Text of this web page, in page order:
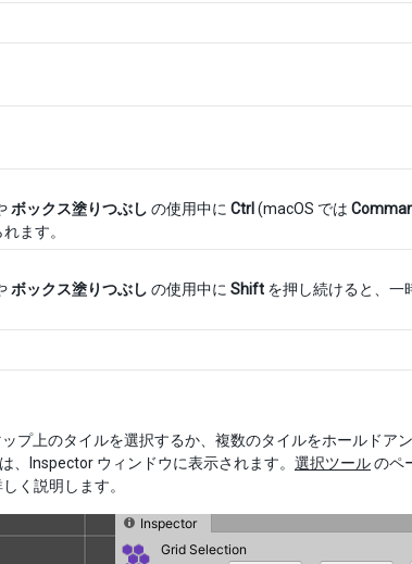
ボックス塗りつぶし の使用中に Ctrl (macOS では
ます。
ボックス塗りつぶし の使用中に Shift を押し続けると、一
プ上のタイルを選択するか、複数のタイルをホールドア
、Inspector ウィンドウに表示されます。 選択ツールのペ
く説明します。